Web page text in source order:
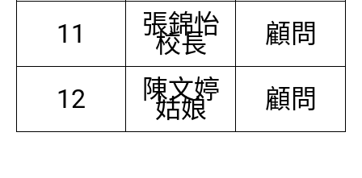
11 張錦怡
校長 顧問
12 陳文婷
姑娘 顧問